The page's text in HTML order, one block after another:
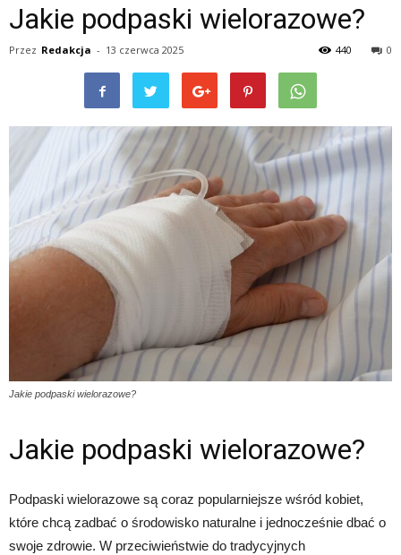
Jakie podpaski wielorazowe?
Przez Redakcja - 13 czerwca 2025 0
440
Jakie podpaski wielorazowe?
Jakie podpaski wielorazowe?
Podpaski wielorazowe są coraz popularniejsze wśród kobiet,
które chcą zadbać o środowisko naturalne i jednocześnie dbać o
swoje zdrowie. W przeciwieństwie do tradycyjnych